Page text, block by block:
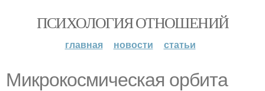
ПСИХОЛОГИЯ ОТНОШЕНИЙ
главная новости статьи
Микрокосмическая орбита